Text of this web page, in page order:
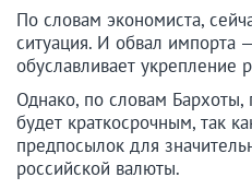
По словам экономиста,
ситуация. И обвал импорта
обуславливает укрепление
Однако, по словам Бархоты,
будет краткосрочным, так
предпосылок для
российской валюты.